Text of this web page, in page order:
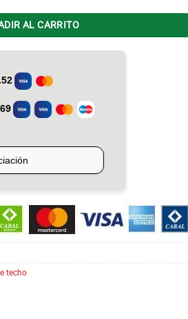
AL CARRITO
techo